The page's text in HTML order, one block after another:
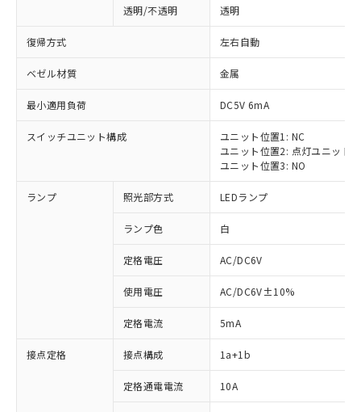
透明/不透明 透明
復帰方式 左右自動
ベゼル材質 金属
最小適用負荷 DC5V 6mA
スイッチユニット構成
ユニット位置1: NC
ユニット位置2: 点灯ユニット
ユニット位置3: NO
ランプ 照光部方式 LEDランプ
ランプ色 白
定格電圧 AC/DC6V
使用電圧 AC/DC6V±10%
定格電流 5mA
接点定格 接点構成 1a+1b
定格通電電流 10A
ご利用条件
以下の条件をお読みいただき、同意のうえ
※1 対応状況
対応済み：EU RoHS指令（10物質）の
対応予定：EU RoHS指令（10物質）の非含
商品です。
対応予定なし：EU RoHS指令（10物質）の
非含有に非対応の商品で、対応品を出す予